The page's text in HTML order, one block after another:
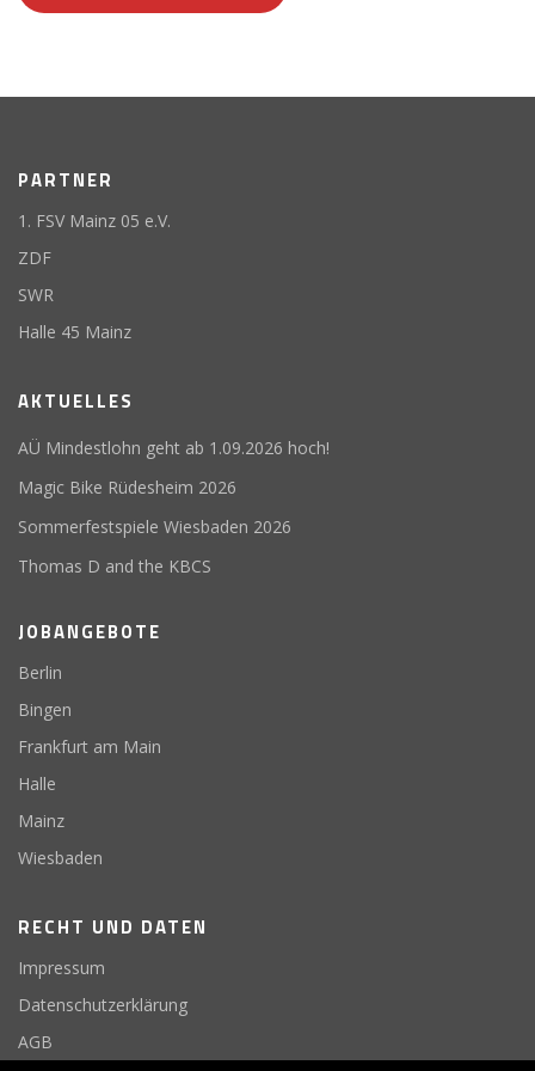
PARTNER
1. FSV Mainz 05 e.V.
ZDF
SWR
Halle 45 Mainz
AKTUELLES
AÜ Mindestlohn geht ab 1.09.2026 hoch!
Magic Bike Rüdesheim 2026
Sommerfestspiele Wiesbaden 2026
Thomas D and the KBCS
JOBANGEBOTE
Berlin
Bingen
Frankfurt am Main
Halle
Mainz
Wiesbaden
RECHT UND DATEN
Impressum
Datenschutzerklärung
AGB